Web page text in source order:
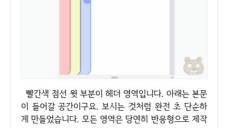
빨간색 점선 윗 부분이 헤더 영역입니다. 아래는 본문
이 들어갈 공간이구요. 보시는 것처럼 완전 초 단순하
게 만들었습니다. 모든 영역은 당연히 반응형으로 제작